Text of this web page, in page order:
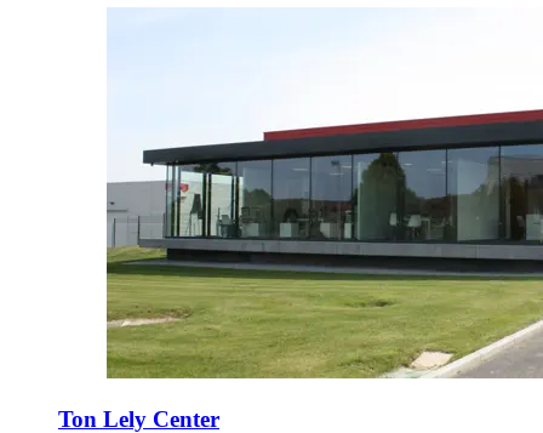
Ton Lely Center